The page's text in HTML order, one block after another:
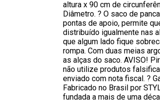
altura x 90 cm de
Diâmetro. ? O saco de
pontas de apoio, permite
distribuído igualmente nas
que algum lado fique
rompa. Com duas meias
as alças do saco. AVISO!
não utilize produtos
enviado com nota fiscal. ?
Fabricado no Brasil por
fundada a mais de uma